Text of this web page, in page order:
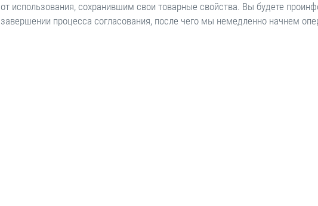
от использования, сохранившим свои товарные свойства. Вы будете
завершении процесса согласования, после чего мы немедленно начнем